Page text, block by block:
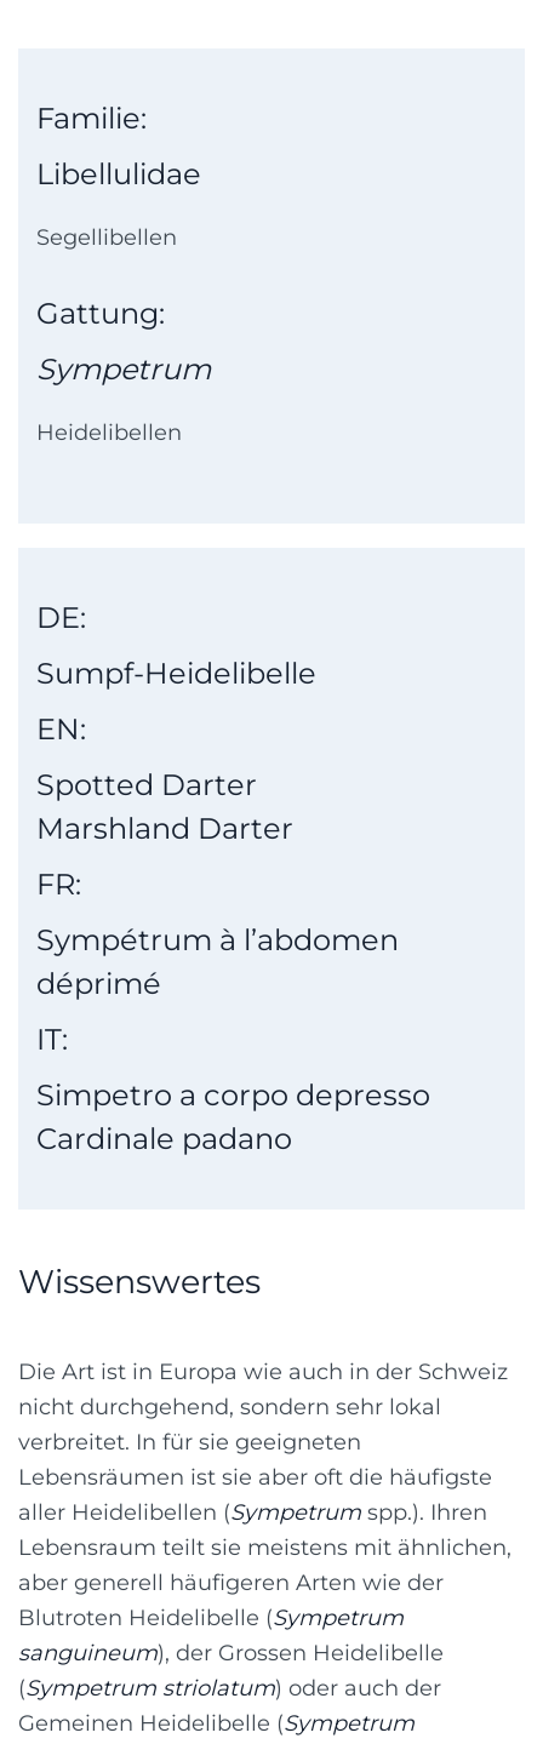
Familie:
Libellulidae
Segellibellen
Gattung:
Sympetrum
Heidelibellen
DE:
Sumpf-Heidelibelle
EN:
Spotted Darter
Marshland Darter
FR:
Sympétrum à l’abdomen
déprimé
IT:
Simpetro a corpo depresso
Cardinale padano
Wissenswertes
Die Art ist in Europa wie auch in der Schweiz
nicht durchgehend, sondern sehr lokal
verbreitet. In für sie geeigneten
Lebensräumen ist sie aber oft die häufigste
aller Heidelibellen (Sympetrum spp.). Ihren
Lebensraum teilt sie meistens mit ähnlichen,
aber generell häufigeren Arten wie der
Blutroten Heidelibelle (Sympetrum
sanguineum), der Grossen Heidelibelle
(Sympetrum striolatum) oder auch der
Gemeinen Heidelibelle (Sympetrum